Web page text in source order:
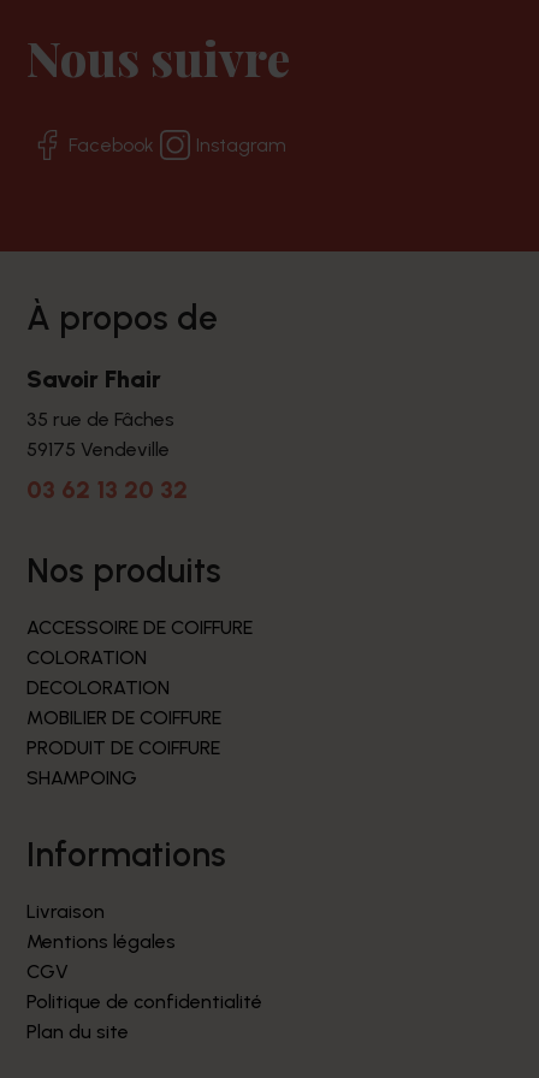
Nous suivre
Facebook Instagram
à propos de
Savoir Fhair
35 rue de Fâches
59175 Vendeville
03 62 13 20 32
nos produits
ACCESSOIRE DE COIFFURE
COLORATION
DECOLORATION
MOBILIER DE COIFFURE
PRODUIT DE COIFFURE
SHAMPOING
informations
Livraison
Mentions légales
CGV
Politique de confidentialité
Plan du site